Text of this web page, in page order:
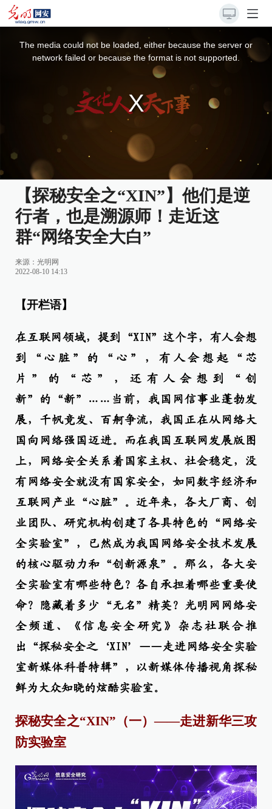
The media could not be loaded, either because the server or
network failed or because the format is not supported.
【探秘安全之“XIN”】他们是逆
行者，也是溯源师！走近这
群“网络安全大白”
来源： 光明网
2022-08-10 14:13
【开栏语】
在互联网领域，提到“XIN”这个字，有人会想
到“心脏”的“心”，有人会想起“芯
片”的“芯”，还有人会想到“创
新”的“新”……当前，我国网信事业蓬勃发
展，千帆竞发、百舸争流，我国正在从网络大
国向网络强国迈进。而在我国互联网发展版图
上，网络安全关系着国家主权、社会稳定，没
有网络安全就没有国家安全，如同数字经济和
互联网产业“心脏”。近年来，各大厂商、创
业团队、研究机构创建了各具特色的“网络安
全实验室”，已然成为我国网络安全技术发展
的核心驱动力和“创新源泉”。那么，各大安
全实验室有哪些特色？各自承担着哪些重要使
命？隐藏着多少“无名”精英？光明网网络安
全频道、《信息安全研究》杂志社联合推
出“探秘安全之‘XIN’——走进网络安全实验
室新媒体科普特辑”，以新媒体传播视角探秘
鲜为大众知晓的炫酷实验室。
探秘安全之“XIN”（一）——走进新华三攻
防实验室